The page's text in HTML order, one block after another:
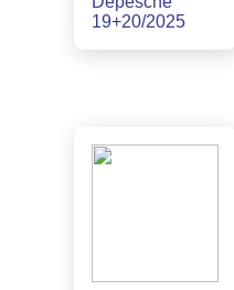
19+20/2025